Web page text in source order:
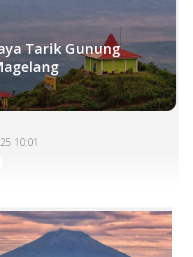
Tarik Gunung
10:01